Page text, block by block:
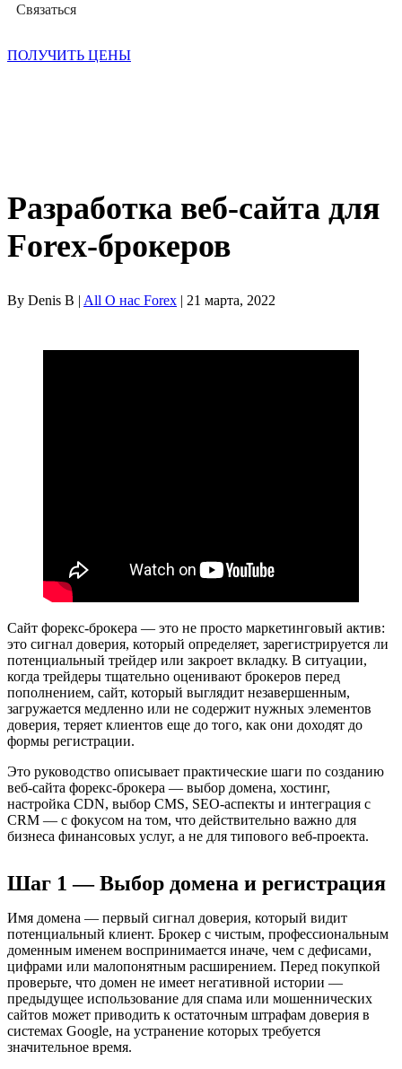
Связаться
ПОЛУЧИТЬ ЦЕНЫ
Разработка веб-сайта для
Forex-брокеров
By Denis B | All О нас Forex | 21 марта, 2022
Сайт форекс-брокера — это не просто маркетинговый актив:
это сигнал доверия, который определяет, зарегистрируется ли
потенциальный трейдер или закроет вкладку. В ситуации,
когда трейдеры тщательно оценивают брокеров перед
пополнением, сайт, который выглядит незавершенным,
загружается медленно или не содержит нужных элементов
доверия, теряет клиентов еще до того, как они доходят до
формы регистрации.
Это руководство описывает практические шаги по созданию
веб-сайта форекс-брокера — выбор домена, хостинг,
настройка CDN, выбор CMS, SEO-аспекты и интеграция с
CRM — с фокусом на том, что действительно важно для
бизнеса финансовых услуг, а не для типового веб-проекта.
Шаг 1 — Выбор домена и регистрация
Имя домена — первый сигнал доверия, который видит
потенциальный клиент. Брокер с чистым, профессиональным
доменным именем воспринимается иначе, чем с дефисами,
цифрами или малопонятным расширением. Перед покупкой
проверьте, что домен не имеет негативной истории —
предыдущее использование для спама или мошеннических
сайтов может приводить к остаточным штрафам доверия в
системах Google, на устранение которых требуется
значительное время.